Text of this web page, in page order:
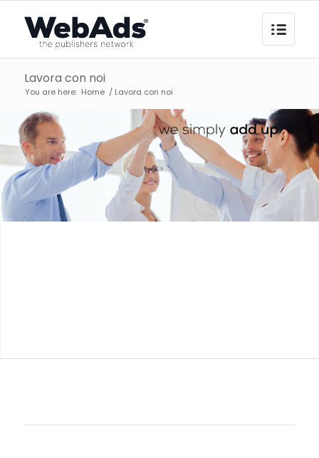
Lavora con noi
You are here: Home / Lavora con noi